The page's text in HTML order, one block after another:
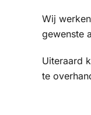
Wij
gewenste
Uiteraard
te